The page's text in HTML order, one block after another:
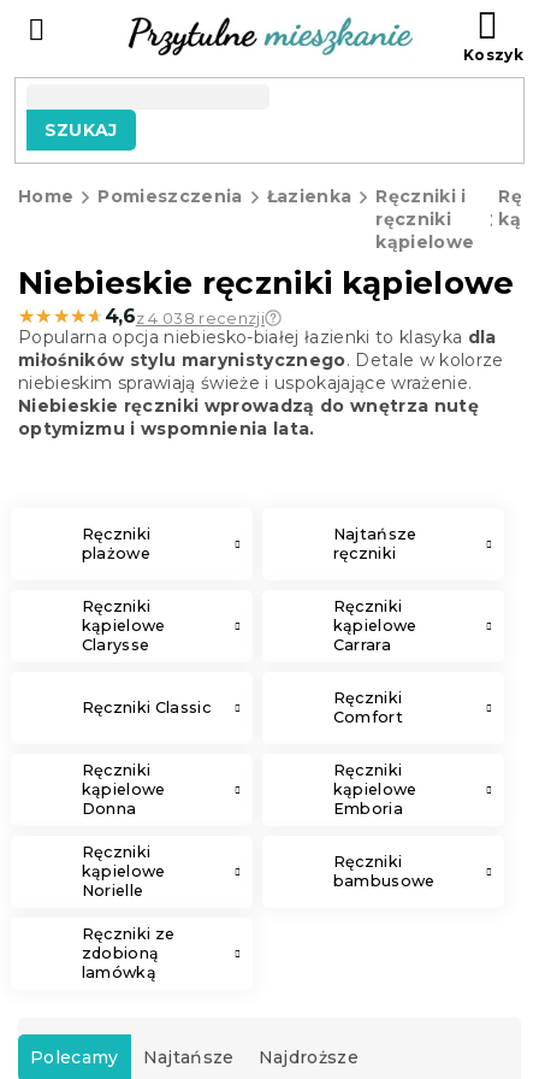
SZUKAJ
Home Pomieszczenia Łazienka
Ręczniki i
ręczniki
kąpielowe
Niebieskie ręczniki kąpielowe
★★★★★
★★★★★ 4,6z 4 038 recenzji
Popularna opcja niebiesko-białej łazienki to klasyka dla
miłośników stylu marynistycznego. Detale w kolorze
niebieskim sprawiają świeże i uspokajające wrażenie.
Niebieskie ręczniki wprowadzą do wnętrza nutę
optymizmu i wspomnienia lata.
Ręczniki
plażowe
Najtańsze
ręczniki
Ręczniki
kąpielowe
Clarysse
Ręczniki
kąpielowe
Carrara
Ręczniki Classic
Ręczniki
Comfort
Ręczniki
kąpielowe
Donna
Ręczniki
kąpielowe
Emboria
Ręczniki
kąpielowe
Norielle
Ręczniki
bambusowe
Ręczniki ze
zdobioną
lamówką
S
oPolecamy Najtańsze Najdroższe